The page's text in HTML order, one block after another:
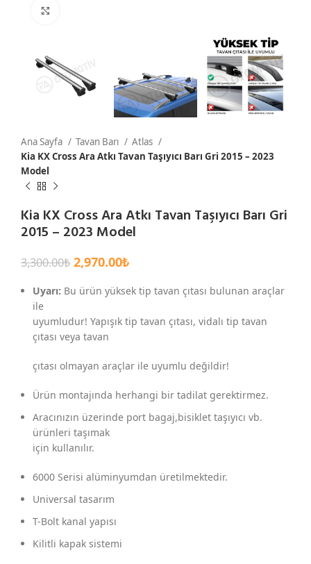
Ana Sayfa Tavan Barı
Atlas
Kia KX Cross Ara Atkı Tavan Taşıyıcı Barı Gri 2015 – 2023
Model
Kia KX Cross Ara Atkı Tavan Taşıyıcı Barı Gri
2015 – 2023 Model
3,300.00₺ 2,970.00₺
Uyarı: Bu ürün yüksek tip tavan çıtası bulunan araçlar
ile
uyumludur! Yapışık tip tavan çıtası, vidalı tip tavan
çıtası veya tavan
çıtası olmayan araçlar ile uyumlu değildir!
Ürün montajında herhangi bir tadilat gerektirmez.
Aracınızın üzerinde port bagaj,bisiklet taşıyıcı vb.
ürünleri taşımak
için kullanılır.
6000 Serisi alüminyumdan üretilmektedir.
Universal tasarım
T-Bolt kanal yapısı
Kilitli kapak sistemi